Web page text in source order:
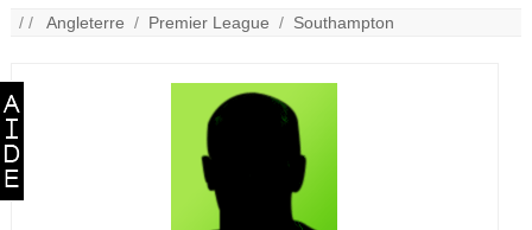
/ /Angleterre / Premier League / Southampton